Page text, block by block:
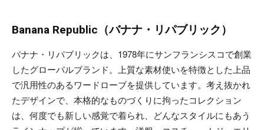
Banana Republic（バナナ・リパブリック）
バナナ・リパブリックは、1978年にサンフランシスコで創業
したグローバルブランド。上質な素材使いを特徴とした上品
で汎用性のあるワードローブを提供しています。考え抜かれ
たデザインで、本格的なものづくりに拘ったコレクション
は、何度でも新しい感覚で着られ、どんなスタイルにもあう